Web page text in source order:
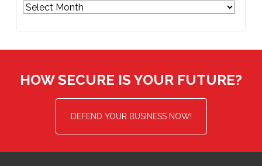
Archives
HOW SECURE IS YOUR FUTURE?
DEFEND YOUR BUSINESS NOW!